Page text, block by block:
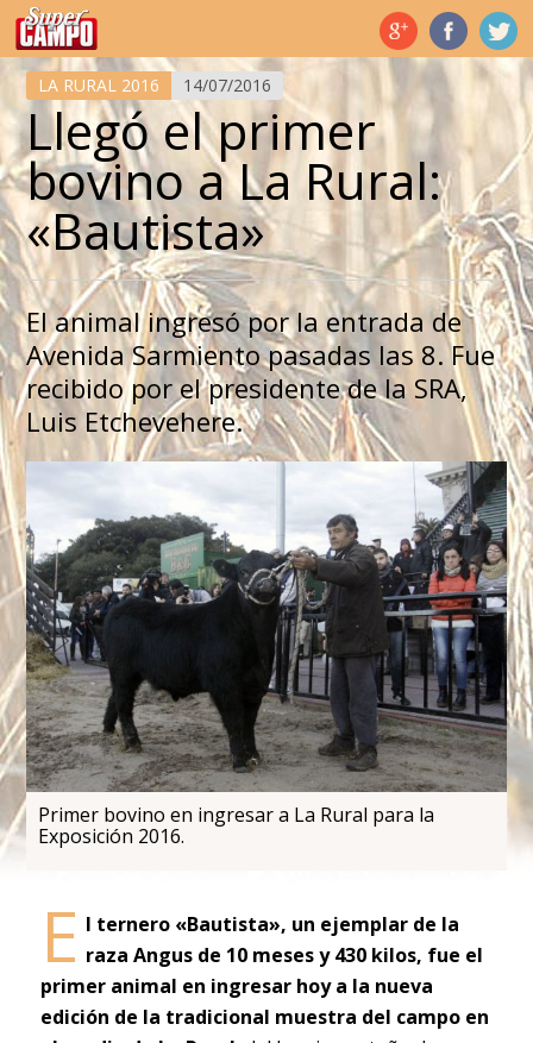
Temas de hoy
LA RURAL 2016 14/07/2016
Llegó el primer
bovino a La Rural:
«Bautista»
El animal ingresó por la entrada de
Avenida Sarmiento pasadas las 8. Fue
recibido por el presidente de la SRA,
Luis Etchevehere.
Primer bovino en ingresar a La Rural para la
Exposición 2016.
E l ternero «Bautista», un ejemplar de la
raza Angus de 10 meses y 430 kilos, fue el
primer animal en ingresar hoy a la nueva
edición de la tradicional muestra del campo en